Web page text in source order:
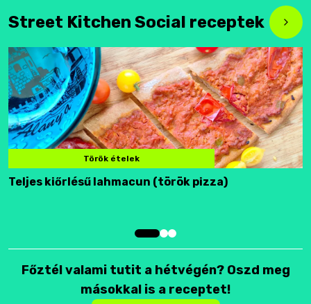
Street Kitchen Social receptek
Török ételek
Teljes kiőrlésű lahmacun (török pizza)
Főztél valami tutit a hétvégén? Oszd meg
másokkal is a receptet!